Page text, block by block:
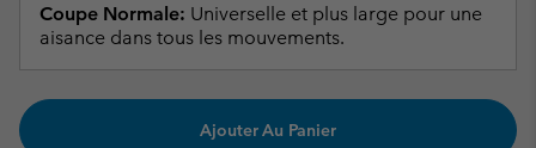
Coupe Normale: Universelle et plus large pour une
aisance dans tous les mouvements.
Ajouter Au Panier